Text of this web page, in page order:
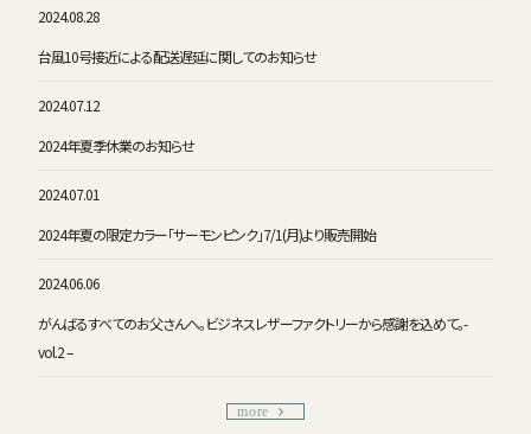
2024.08.28
台風10号接近による配送遅延に関してのお知らせ
2024.07.12
2024年夏季休業のお知らせ
2024.07.01
2024年夏の限定カラー「サーモンピンク」7/1(月)より販売開始
2024.06.06
がんばるすべてのお父さんへ。ビジネスレザーファクトリーから感謝を込めて。-
vol.2 –
more